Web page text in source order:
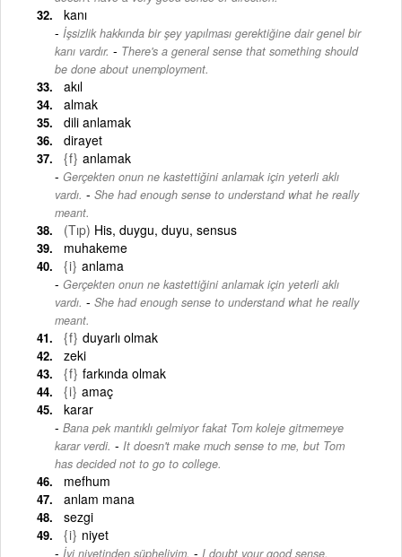
kanı
İşsizlik hakkında bir şey yapılması gerektiğine dair genel bir
kanı vardır. - There's a general sense that something should
be done about unemployment.
akıl
almak
dili anlamak
dirayet
{f} anlamak
Gerçekten onun ne kastettiğini anlamak için yeterli aklı
vardı. - She had enough sense to understand what he really
meant.
(Tıp) His, duygu, duyu, sensus
muhakeme
{i} anlama
Gerçekten onun ne kastettiğini anlamak için yeterli aklı
vardı. - She had enough sense to understand what he really
meant.
{f} duyarlı olmak
zeki
{f} farkında olmak
{i} amaç
karar
Bana pek mantıklı gelmiyor fakat Tom koleje gitmemeye
karar verdi. - It doesn't make much sense to me, but Tom
has decided not to go to college.
mefhum
anlam mana
sezgi
{i} niyet
İyi niyetinden şüpheliyim. - I doubt your good sense.